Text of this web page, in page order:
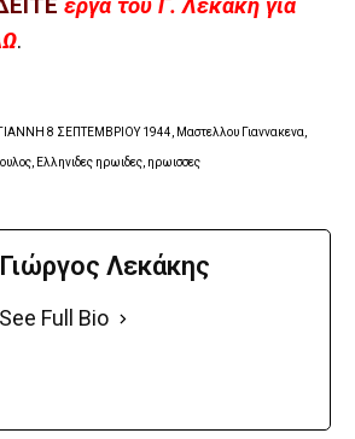
έργα του Γ. Λεκάκη για
.
8 ΣΕΠΤΕΜΒΡΙΟΥ 1944, Μαστελλου Γιαννακενα,
Ελληνιδες ηρωιδες, ηρωισσες
Γιώργος Λεκάκης
See Full Bio